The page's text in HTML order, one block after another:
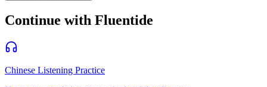
Continue with Fluentide
Chinese Listening Practice